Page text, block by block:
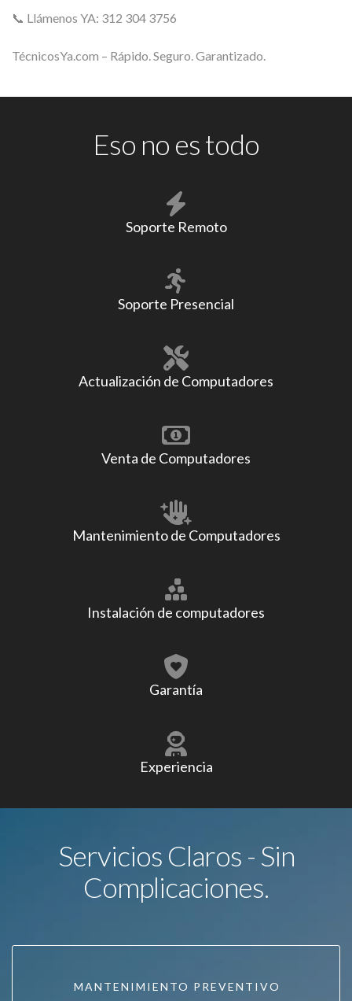
📞 Llámenos YA: 312 304 3756
TécnicosYa.com – Rápido. Seguro. Garantizado.
Eso no es todo
Soporte Remoto
Soporte Presencial
Actualización de Computadores
Venta de Computadores
Mantenimiento de Computadores
Instalación de computadores
Garantía
Experiencia
Servicios Claros - Sin
Complicaciones.
MANTENIMIENTO PREVENTIVO